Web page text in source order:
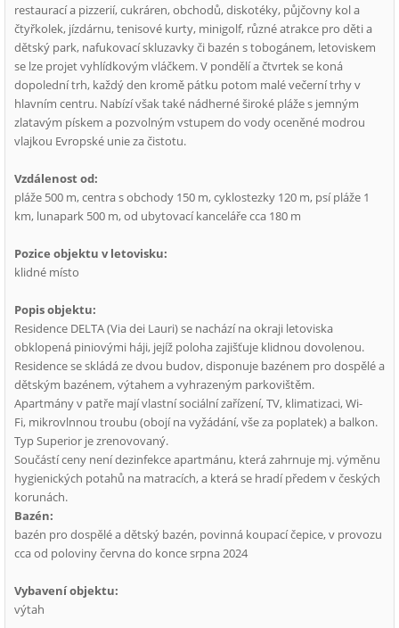
restaurací a pizzerií, cukráren, obchodů, diskotéky, půjčovny kol a
čtyřkolek, jízdárnu, tenisové kurty, minigolf, různé atrakce pro děti a
dětský park, nafukovací skluzavky či bazén s tobogánem, letoviskem
se lze projet vyhlídkovým vláčkem. V pondělí a čtvrtek se koná
dopolední trh, každý den kromě pátku potom malé večerní trhy v
hlavním centru. Nabízí však také nádherné široké pláže s jemným
zlatavým pískem a pozvolným vstupem do vody oceněné modrou
vlajkou Evropské unie za čistotu.
Vzdálenost od:
pláže 500 m, centra s obchody 150 m, cyklostezky 120 m, psí pláže 1
km, lunapark 500 m, od ubytovací kanceláře cca 180 m
Pozice objektu v letovisku:
klidné místo
Popis objektu:
Residence DELTA (Via dei Lauri) se nachází na okraji letoviska
obklopená piniovými háji, jejíž poloha zajišťuje klidnou dovolenou.
Residence se skládá ze dvou budov, disponuje bazénem pro dospělé a
dětským bazénem, výtahem a vyhrazeným parkovištěm.
Apartmány v patře mají vlastní sociální zařízení, TV, klimatizaci, Wi-
Fi, mikrovlnnou troubu (obojí na vyžádání, vše za poplatek) a balkon.
Typ Superior je zrenovovaný.
Součástí ceny není dezinfekce apartmánu, která zahrnuje mj. výměnu
hygienických potahů na matracích, a která se hradí předem v českých
korunách.
Bazén:
bazén pro dospělé a dětský bazén, povinná koupací čepice, v provozu
cca od poloviny června do konce srpna 2024
Vybavení objektu:
výtah